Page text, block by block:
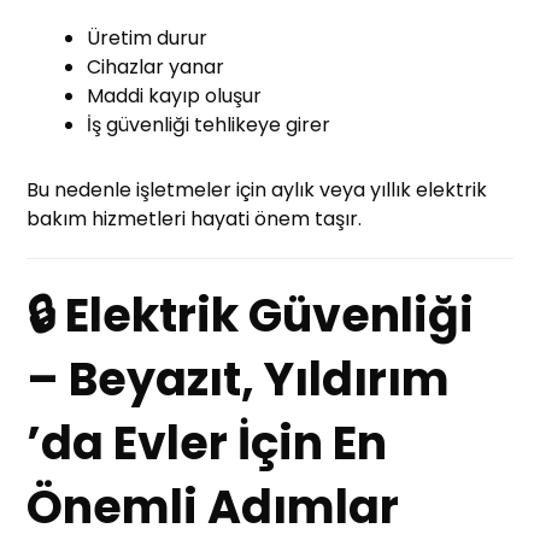
Üretim durur
Cihazlar yanar
Maddi kayıp oluşur
İş güvenliği tehlikeye girer
Bu nedenle işletmeler için aylık veya yıllık elektrik
bakım hizmetleri hayati önem taşır.
🔒 Elektrik Güvenliği
– Beyazıt, Yıldırım
’da Evler İçin En
Önemli Adımlar